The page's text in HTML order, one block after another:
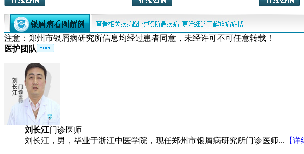
注意：郑州市银屑病研究所信息均经过患者同意，未经许可不可任意转载！
医护团队
刘长江门诊医师
刘长江，男，毕业于浙江中医学院，现任郑州市银屑病研究所门诊医师... 【详